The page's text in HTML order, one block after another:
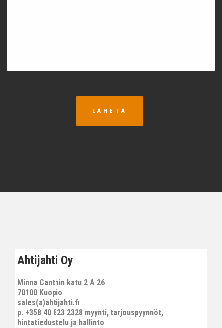
LÄHETÄ
Ahtijahti Oy
Minna Canthin katu 2 A 26
70100 Kuopio
sales(a)ahtijahti.fi
p. +358 40 823 2328 myynti, tarjouspyynnöt,
hintatiedustelu ja hallinto